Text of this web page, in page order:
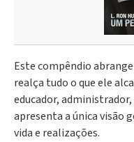
Este compêndio
realça tudo o que ele
educador,
apresenta a única visão
vida e realizações.